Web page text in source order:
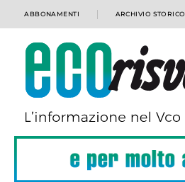
ABBONAMENTI ARCHIVIO STORICO